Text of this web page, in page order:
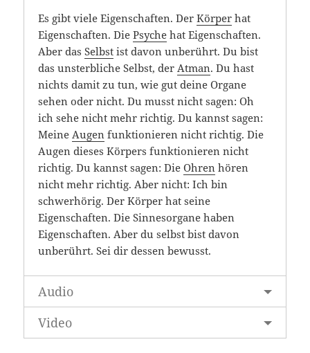
Es gibt viele Eigenschaften. DerKörper hat
Eigenschaften. DiePsyche hat Eigenschaften.
Aber dasSelbst ist davon unberührt. Du bist
das unsterbliche Selbst, derAtman. Du hast
nichts damit zu tun, wie gut deine Organe
sehen oder nicht. Du musst nicht sagen: Oh
ich sehe nicht mehr richtig. Du kannst sagen:
MeineAugen funktionieren nicht richtig. Die
Augen dieses Körpers funktionieren nicht
richtig. Du kannst sagen: DieOhren hören
nicht mehr richtig. Aber nicht: Ich bin
schwerhörig. Der Körper hat seine
Eigenschaften. Die Sinnesorgane haben
Eigenschaften. Aber du selbst bist davon
unberührt. Sei dir dessen bewusst.
Audio
Video